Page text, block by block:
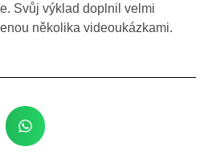
Svůj výklad doplnil velmi
několika videoukázkami.